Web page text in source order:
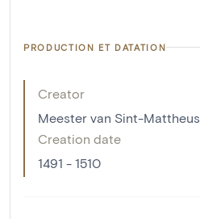
PRODUCTION ET DATATION
Creator
Meester van Sint-Mattheus
Creation date
1491 - 1510